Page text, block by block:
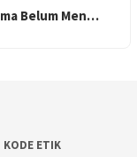
Belum Men…
KODE ETIK